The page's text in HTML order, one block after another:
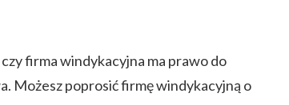
firma windykacyjna ma prawo do
Możesz poprosić firmę windykacyjną o